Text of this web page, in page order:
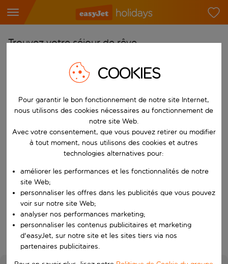
Trouvez votre séjour de rêve
Commencez à taper pour la saisie automatique. Lorsque les
Choisissez votre aéroport
Commencez à taper pour la saisie automatique. Lorsque les
Choisissez votre destination
Vers
Choisissez vos dates
Quand
Qui
Rechercher
COOKIES
Pour garantir le bon fonctionnement de notre site Internet,
nous utilisons des cookies nécessaires au fonctionnement de
notre site Web.
Avec votre consentement, que vous pouvez retirer ou modifier
à tout moment, nous utilisons des cookies et autres
technologies alternatives pour:
améliorer les performances et les fonctionnalités de notre
site Web;
personnaliser les offres dans les publicités que vous pouvez
voir sur notre site Web;
analyser nos performances marketing;
personnaliser les contenus publicitaires et marketing
d'easyJet, sur notre site et les sites tiers via nos
partenaires publicitaires.